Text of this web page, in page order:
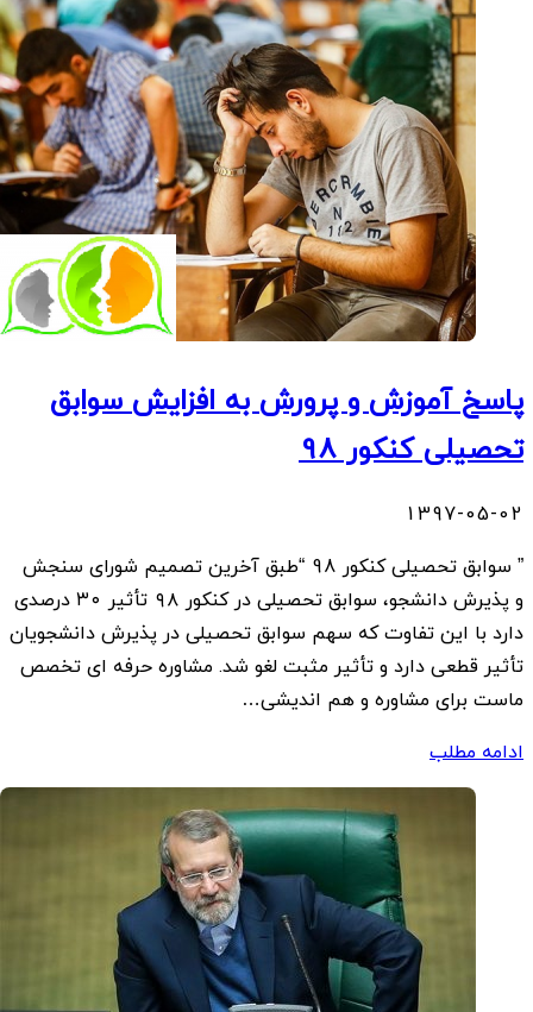
پاسخ آموزش و پرورش به افزایش سوابق
تحصیلی کنکور 98
1397-05-02
” سوابق تحصیلی کنکور 98 “طبق آخرین تصمیم شورای سنجش
و پذیرش دانشجو، سوابق تحصیلی در کنکور ۹۸ تأثیر ۳۰ درصدی
دارد با این تفاوت که سهم سوابق تحصیلی در پذیرش دانشجویان
تأثیر قطعی دارد و تأثیر مثبت لغو شد. مشاوره حرفه ای تخصص
ماست برای مشاوره و هم اندیشی…
ادامه مطلب